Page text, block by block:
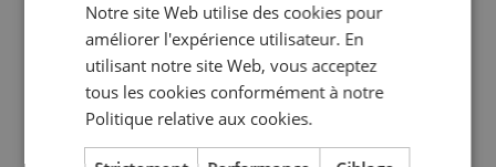
Notre site Web utilise des cookies pour
améliorer l'expérience utilisateur. En
utilisant notre site Web, vous acceptez
tous les cookies conformément à notre
Politique relative aux cookies.